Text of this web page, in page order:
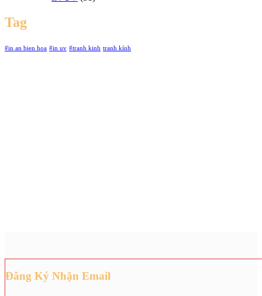
Tag
#in an bien hoa #in uv #tranh kinh tranh kính
Đăng Ký Nhận Email